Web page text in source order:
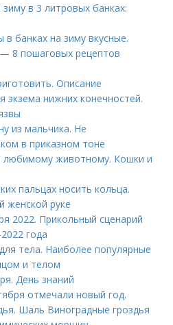
в 3 литровых банках:
банках на зиму вкусные.
8 пошаговых рецептов
Описание
экзема нижних конечностей.
из мальчика. Не
в приказном тоне
любимому животному. Кошки и
пальцах носить кольца.
женской руке
2022. Прикольный сценарий
года
тела. Наиболее популярные
и телом
День знаний
отмечали новый год.
Шаль Виноградные гроздья